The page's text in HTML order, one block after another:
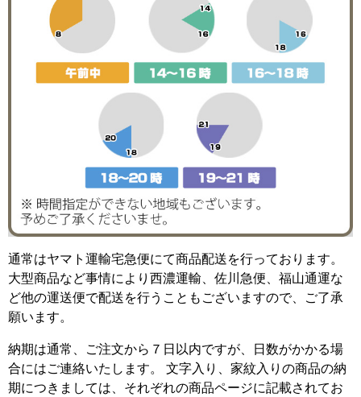
通常はヤマト運輸宅急便にて商品配送を行っております。
大型商品など事情により西濃運輸、佐川急便、福山通運な
ど他の運送便で配送を行うこともございますので、ご了承
願います。
納期は通常、ご注文から７日以内ですが、日数がかかる場
合にはご連絡いたします。 文字入り、家紋入りの商品の納
期につきましては、それぞれの商品ページに記載されてお